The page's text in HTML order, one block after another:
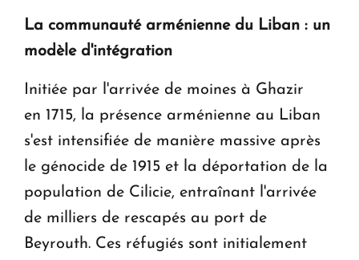
La communauté arménienne du Liban : un
modèle d'intégration
Initiée par l'arrivée de moines à Ghazir
en 1715, la présence arménienne au Liban
s'est intensifiée de manière massive après
le génocide de 1915 et la déportation de la
population de Cilicie, entraînant l'arrivée
de milliers de rescapés au port de
Beyrouth. Ces réfugiés sont initialement